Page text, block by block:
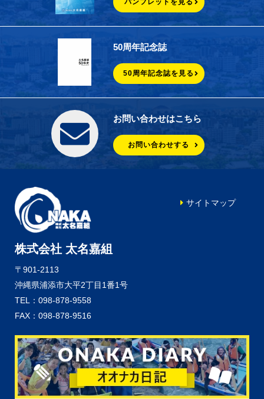
パンフレットを見る
50周年記念誌
50周年記念誌を見る
お問い合わせはこちら
お問い合わせする
株式会社 太名嘉組
〒901-2113
沖縄県浦添市大平2丁目1番1号
TEL：098-878-9558
FAX：098-878-9516
サイトマップ